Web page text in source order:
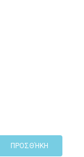
ΠΡΟΣΘΉΚΗ